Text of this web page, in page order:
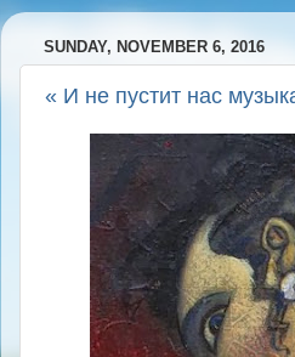
SUNDAY, NOVEMBER 6, 2016
« И не пустит нас